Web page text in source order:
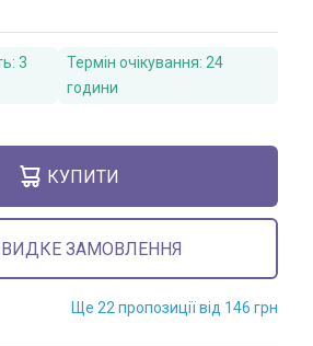
3
Термін очікування: 24
години
КУПИТИ
ЗАМОВЛЕННЯ
Ще 22 пропозиції від 146 грн